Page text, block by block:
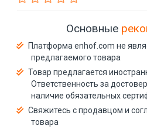
Основные
Платформа enhof.com не
предлагаемого товара
Товар предлагается
Ответственность за
наличие обязательных
Свяжитесь с продавцом и
товара